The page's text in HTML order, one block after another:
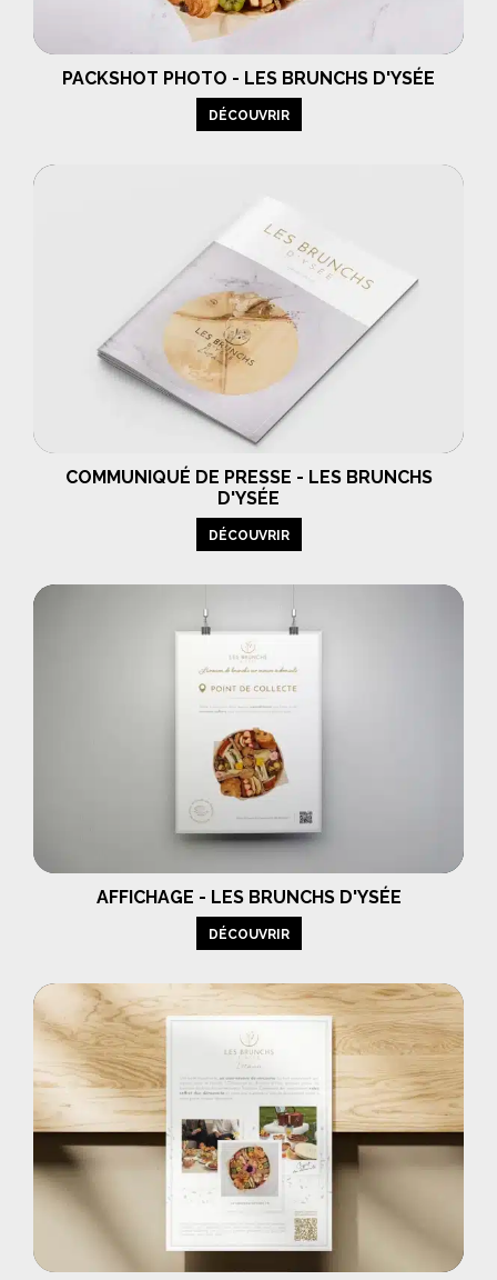
PACKSHOT PHOTO - LES BRUNCHS D'YSÉE
DÉCOUVRIR
COMMUNIQUÉ DE PRESSE - LES BRUNCHS
D'YSÉE
DÉCOUVRIR
AFFICHAGE - LES BRUNCHS D'YSÉE
DÉCOUVRIR